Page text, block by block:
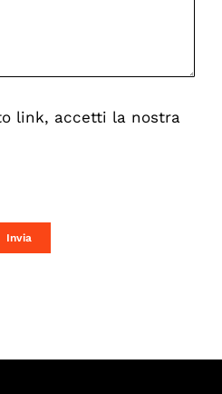
link, accetti la nostra
Invia